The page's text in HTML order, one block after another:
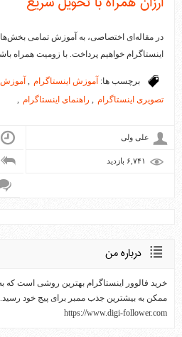
در مقاله‌ای اختصاصی، به آموزش تمامی بخش‌ها،
اینستاگرام خواهیم پرداخت. با زومیت همراه
برچسب ها: آموزش اینستاگرام , آموزش
تصویری اینستاگرام , راهنمای اینستاگرام ,
علی ولی
درباره من
خرید فالوور اینستاگرام بهترین روشی است که
ممکن به بیشترین جذب ممبر برای پیج خود رسید.
https://www.digi-follower.com